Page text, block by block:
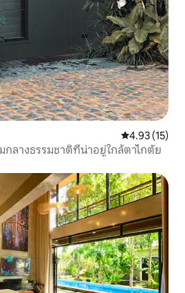
คะแนนเฉลี่ย
4.93 (15)
กลางธรรมชาติที่น่าอยู่ใกล้ตาไกตัย